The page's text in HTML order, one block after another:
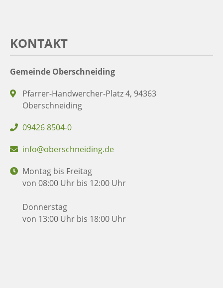
KONTAKT
Gemeinde Oberschneiding
Pfarrer-Handwercher-Platz 4, 94363
Oberschneiding
09426 8504-0
info@oberschneiding.de
Montag bis Freitag
von 08:00 Uhr bis 12:00 Uhr
Donnerstag
von 13:00 Uhr bis 18:00 Uhr